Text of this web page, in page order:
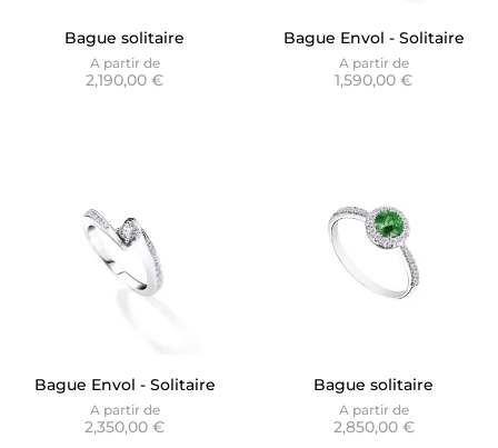
Bague solitaire
accompagné Lilibeth -
Versailles
A partir de
2,190,00 €
Bague Envol - Solitaire
Or jaune
A partir de
1,590,00 €
Bague Envol - Solitaire
Accompagné
A partir de
2,350,00 €
Bague solitaire
accompagné Tsavorite
Lily - Versailles
A partir de
2,850,00 €